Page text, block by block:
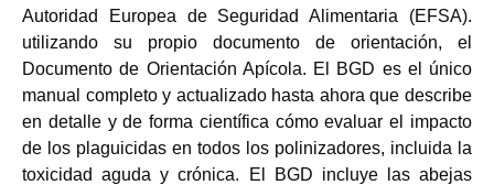
Autoridad Europea de Seguridad Alimentaria (EFSA).
utilizando su propio documento de orientación, el
Documento de Orientación Apícola. El BGD es el único
manual completo y actualizado hasta ahora que describe
en detalle y de forma científica cómo evaluar el impacto
de los plaguicidas en todos los polinizadores, incluida la
toxicidad aguda y crónica. El BGD incluye las abejas